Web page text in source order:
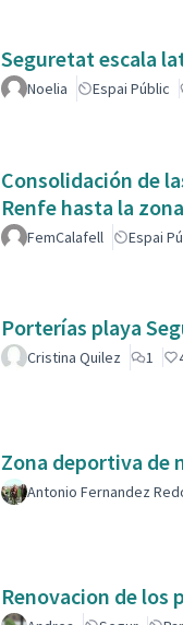
Seguretat escala
Noelia Espai Públic
Consolidación de
Renfe hasta la
FemCalafell Espai
Porterías playa
Cristina Quilez 1
Zona deportiva de
Antonio Fernandez
Renovacion de los